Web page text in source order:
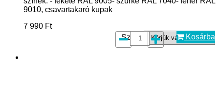
9010, csavartakaró kupak
7 990 Ft
Szín*:
Kosárba